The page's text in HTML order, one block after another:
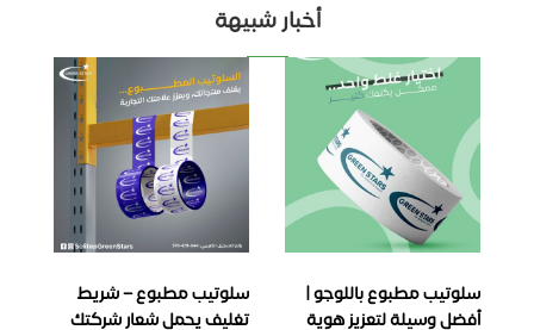
أخبار شبيهة
سلوتيب مطبوع باللوجو |
أفضل وسيلة لتعزيز هوية
سلوتيب مطبوع – شريط
تغليف يحمل شعار شركتك